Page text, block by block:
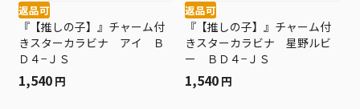
返品可
『【推しの子】』チャーム付
きスターカラビナ アイ Ｂ
Ｄ４−ＪＳ
1,540 円
返品可
『【推しの子】』チャーム付
きスターカラビナ 星野ルビ
ー ＢＤ４−ＪＳ
1,540 円